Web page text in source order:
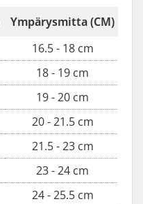
Ympärysmitta (CM)
16.5 - 18 cm
18 - 19 cm
19 - 20 cm
20 - 21.5 cm
21.5 - 23 cm
23 - 24 cm
24 - 25.5 cm